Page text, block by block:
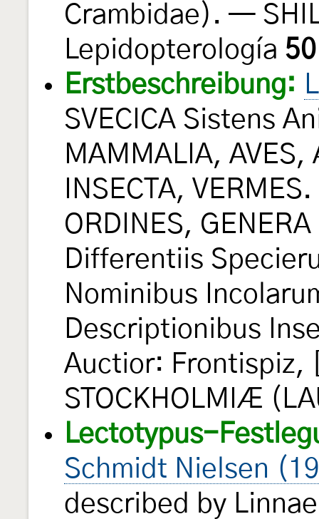
Crambidae). —
Lepidopterología 50
Erstbeschreibung:
SVECICA Sistens
MAMMALIA, AVES,
INSECTA,
ORDINES,
Differentiis
Nominibus
Descriptionibus
Auctior:
STOCKHOLMIÆ
Lectotypus-
Schmidt Nielsen
described by